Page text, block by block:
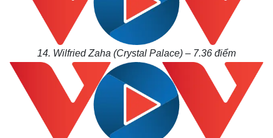
14. Wilfried Zaha (Crystal Palace) – 7.36 điểm